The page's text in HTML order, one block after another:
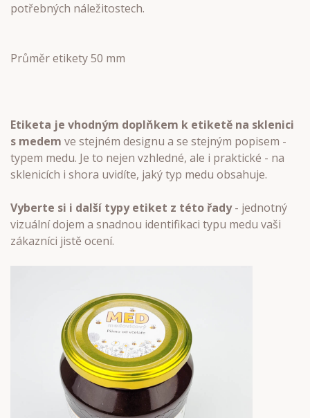
potřebných náležitostech.
Průměr etikety 50 mm
Etiketa je vhodným doplňkem k etiketě na sklenici
s medem ve stejném designu a se stejným popisem -
typem medu. Je to nejen vzhledné, ale i praktické - na
sklenicích i shora uvidíte, jaký typ medu obsahuje.
Vyberte si i další typy etiket z této řady- jednotný
vizuální dojem a snadnou identifikaci typu medu vaši
zákazníci jistě ocení.